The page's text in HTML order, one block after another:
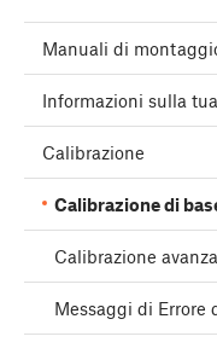
Manuali di
Informazioni sulla
Calibrazione
Calibrazione di
Calibrazione
Messaggi di Errore